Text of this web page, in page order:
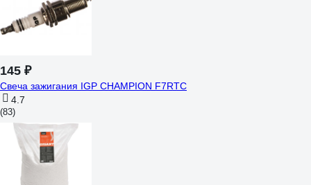
145 ₽
Свеча зажигания IGP CHAMPION F7RTC
4.7
(83)